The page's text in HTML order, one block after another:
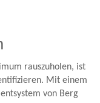
rauszuholen, ist
Mit einem
von Berg